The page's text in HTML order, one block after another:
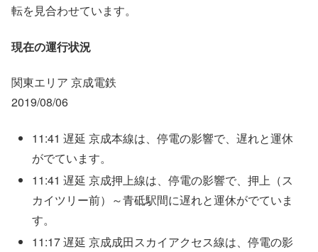
転を見合わせています。
現在の運行状況
関東エリア 京成電鉄
2019/08/06
11:41 遅延 京成本線は、停電の影響で、遅れと運休
がでています。
11:41 遅延 京成押上線は、停電の影響で、押上（ス
カイツリー前）～青砥駅間に遅れと運休がでていま
す。
11:17 遅延 京成成田スカイアクセス線は、停電の影